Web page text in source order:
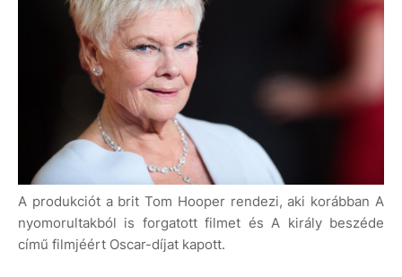
A produkciót a brit Tom Hooper rendezi, aki korábban A
nyomorultakból is forgatott filmet és A király beszéde
című filmjéért Oscar-díjat kapott.